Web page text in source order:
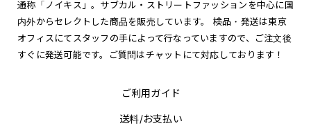
通称「ノイキス」。サブカル・ストリートファッションを中心に国
内外からセレクトした商品を販売しています。 検品・発送は東京
オフィスにてスタッフの手によって行なっていますので、ご注文後
すぐに発送可能です。ご質問はチャットにて対応しております！
ご利用ガイド
送料/お支払い